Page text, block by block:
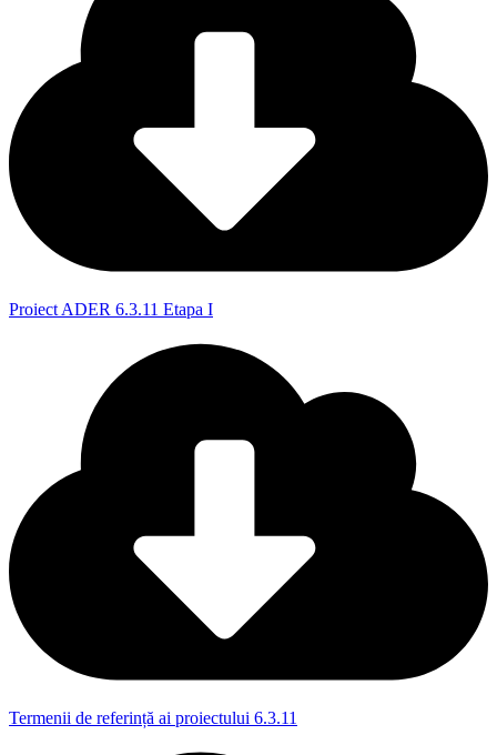
Proiect ADER 6.3.11 Etapa I
Termenii de referință ai proiectului 6.3.11